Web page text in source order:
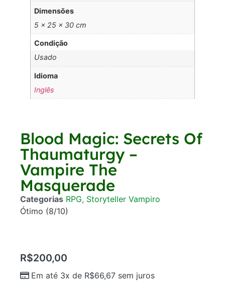
Dimensões
5 × 25 × 30 cm
Condição
Usado
Idioma
Inglês
Blood Magic: Secrets Of
Thaumaturgy –
Vampire The
Masquerade
Categorias RPG, Storyteller Vampiro
Ótimo (8/10)
R$200,00
Em até 3x de R$66,67 sem juros